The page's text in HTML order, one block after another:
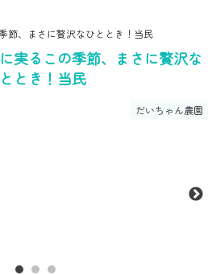
節、まさに贅沢なひととき！当民
実るこの季節、まさに贅沢な
とき！当民
だいちゃん農園